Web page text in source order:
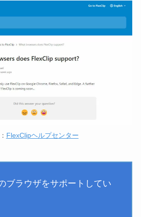
FlexClipヘルプセンター
ブラウザをサポートしてい